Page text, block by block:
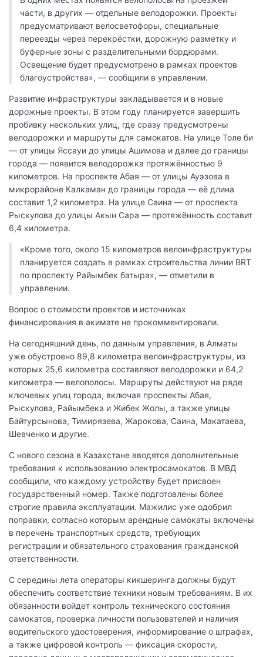
части, в других — отдельные велодорожки. Проекты
предусматривают велосветофоры, специальные
переезды через перекрёстки, дорожную разметку и
буферные зоны с разделительными бордюрами.
Освещение будет предусмотрено в рамках проектов
благоустройства», — сообщили в управлении.
Развитие инфраструктуры закладывается и в новые
дорожные проекты. В этом году планируется завершить
пробивку нескольких улиц, где сразу предусмотрены
велодорожки и маршруты для самокатов. На улице Толе би
— от улицы Яссауи до улицы Ашимова и далее до границы
города — появится велодорожка протяжённостью 9
километров. На проспекте Абая — от улицы Ауэзова в
микрорайоне Калкаман до границы города — её длина
составит 1,2 километра. На улице Саина — от проспекта
Рыскулова до улицы Акын Сара — протяжённость составит
6,4 километра.
«Кроме того, около 15 километров велоинфраструктуры
планируется создать в рамках строительства линии BRT
по проспекту Райымбек батыра», — отметили в
управлении.
Вопрос о стоимости проектов и источниках
финансирования в акимате не прокомментировали.
На сегодняшний день, по данным управления, в Алматы
уже обустроено 89,8 километра велоинфраструктуры, из
которых 25,6 километра составляют велодорожки и 64,2
километра — велополосы. Маршруты действуют на ряде
ключевых улиц города, включая проспекты Абая,
Рыскулова, Райымбека и Жибек Жолы, а также улицы
Байтурсынова, Тимирязева, Жарокова, Саина, Макатаева,
Шевченко и другие.
С нового сезона в Казахстане вводятся дополнительные
требования к использованию электросамокатов. В МВД
сообщили, что каждому устройству будет присвоен
государственный номер. Также подготовлены более
строгие правила эксплуатации. Мажилис уже одобрил
поправки, согласно которым арендные самокаты включены
в перечень транспортных средств, требующих
регистрации и обязательного страхования гражданской
ответственности.
С середины лета операторы кикшеринга должны будут
обеспечить соответствие техники новым требованиям. В их
обязанности войдет контроль технического состояния
самокатов, проверка личности пользователей и наличия
водительского удостоверения, информирование о штрафах,
а также цифровой контроль — фиксация скорости,